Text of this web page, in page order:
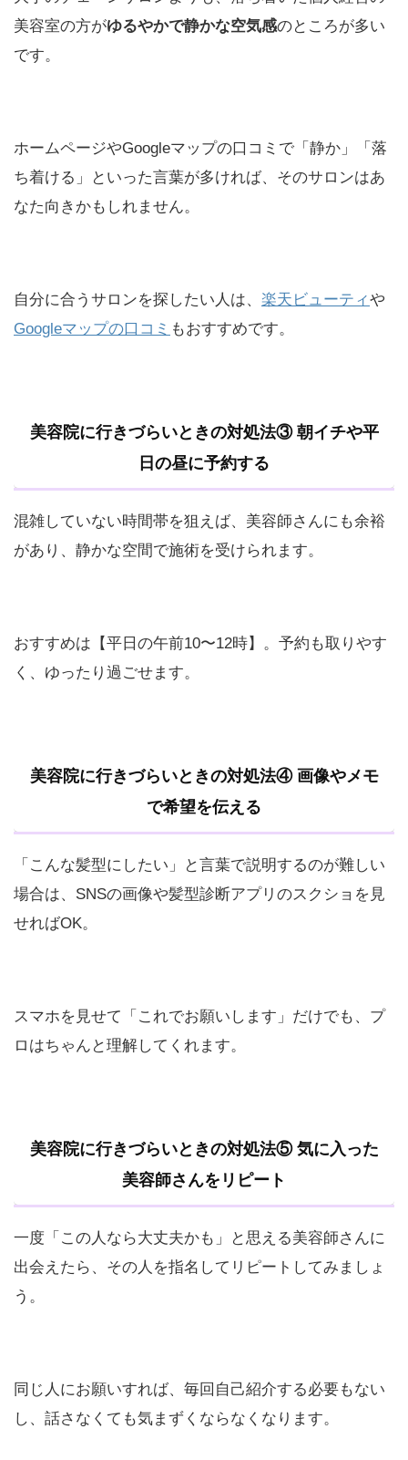
美容室の方がゆるやかで静かな空気感のところが多い
です。
ホームページやGoogleマップの口コミで「静か」「落
ち着ける」といった言葉が多ければ、そのサロンはあ
なた向きかもしれません。
自分に合うサロンを探したい人は、 楽天ビューティや
Googleマップの口コミ もおすすめです。
美容院に行きづらいときの対処法③ 朝イチや平
日の昼に予約する
混雑していない時間帯を狙えば、美容師さんにも余裕
があり、静かな空間で施術を受けられます。
おすすめは【平日の午前10〜12時】。予約も取りやす
く、ゆったり過ごせます。
美容院に行きづらいときの対処法④ 画像やメモ
で希望を伝える
「こんな髪型にしたい」と言葉で説明するのが難しい
場合は、SNSの画像や髪型診断アプリのスクショを見
せればOK。
スマホを見せて「これでお願いします」だけでも、プ
ロはちゃんと理解してくれます。
美容院に行きづらいときの対処法⑤ 気に入った
美容師さんをリピート
一度「この人なら大丈夫かも」と思える美容師さんに
出会えたら、その人を指名してリピートしてみましょ
う。
同じ人にお願いすれば、毎回自己紹介する必要もない
し、話さなくても気まずくならなくなります。